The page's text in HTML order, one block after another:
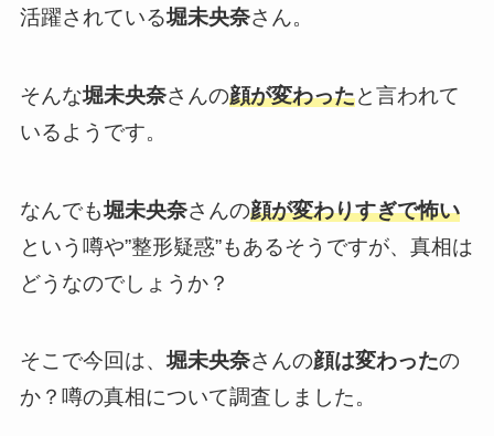
活躍されている堀未央奈さん。
そんな堀未央奈さんの顔が変わったと言われて
いるようです。
なんでも堀未央奈さんの顔が変わりすぎで怖い
という噂や”整形疑惑”もあるそうですが、真相は
どうなのでしょうか？
そこで今回は、堀未央奈さんの顔は変わったの
か？噂の真相について調査しました。